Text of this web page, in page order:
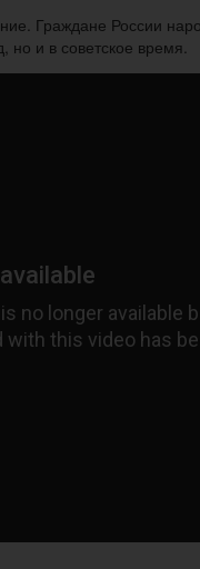
Граждане России
но и в советское время.